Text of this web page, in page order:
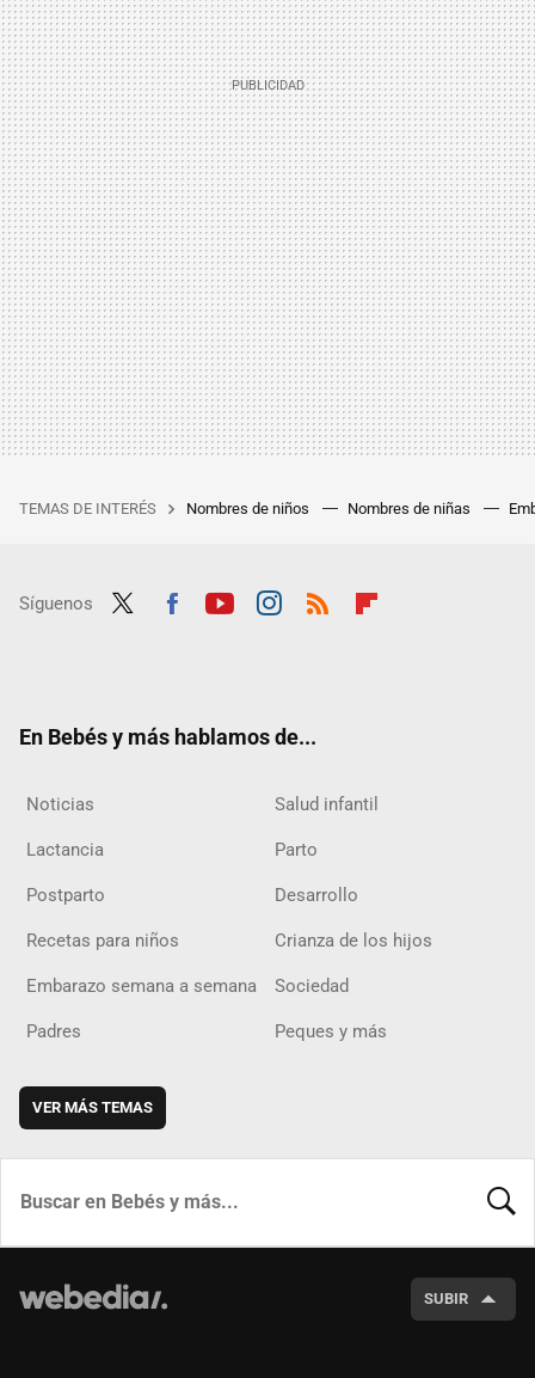
TEMAS DE INTERÉS Nombres de niños Nombres de niñas
Síguenos
En Bebés y más hablamos de...
Noticias Salud infantil
Lactancia Parto
Postparto Desarrollo
Recetas para niños Crianza de los hijos
Embarazo semana a semana Sociedad
Padres Peques y más
VER MÁS TEMAS
SUBIR